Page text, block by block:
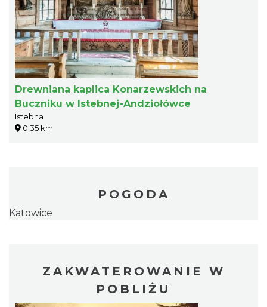
Drewniana kaplica Konarzewskich na
Buczniku w Istebnej-Andziołówce
Istebna
0.35 km
POGODA
Katowice
ZAKWATEROWANIE W
POBLIŻU